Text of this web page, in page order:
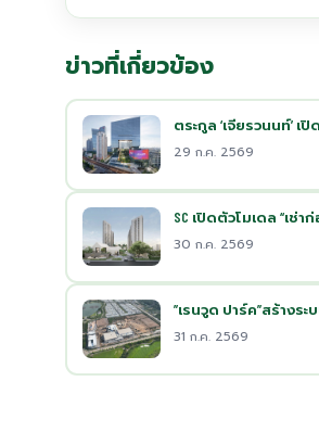
ข่าวที่เกี่ยวข้อง
ตระกูล ‘เจียรวนนท์’ เปิ
29 ก.ค. 2569
SC เปิดตัวโมเดล “เช่
30 ก.ค. 2569
”เรนวูด ปาร์ค”สร้างร
31 ก.ค. 2569